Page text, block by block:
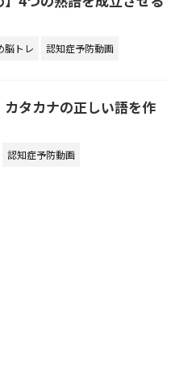
脳トレ 認知症予防動画
カタカナの正しい語を作
認知症予防動画